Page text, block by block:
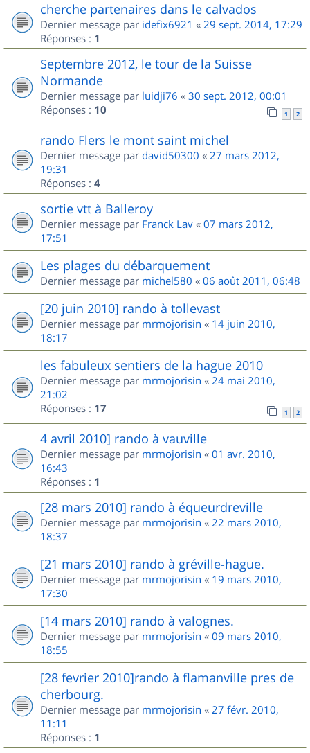
cherche partenaires dans le calvados
Dernier message par idefix6921 « 29 sept. 2014, 17:29
Réponses : 1
Septembre 2012, le tour de la Suisse
Normande
Dernier message par luidji76 « 30 sept. 2012, 00:01
Réponses : 10 1 2
rando Flers le mont saint michel
Dernier message par david50300 « 27 mars 2012,
19:31
Réponses : 4
sortie vtt à Balleroy
Dernier message par Franck Lav « 07 mars 2012,
17:51
Les plages du débarquement
Dernier message par michel580 « 06 août 2011, 06:48
[20 juin 2010] rando à tollevast
Dernier message par mrmojorisin « 14 juin 2010,
18:17
les fabuleux sentiers de la hague 2010
Dernier message par mrmojorisin « 24 mai 2010,
21:02
Réponses : 17 1 2
4 avril 2010] rando à vauville
Dernier message par mrmojorisin « 01 avr. 2010,
16:43
Réponses : 1
[28 mars 2010] rando à équeurdreville
Dernier message par mrmojorisin « 22 mars 2010,
18:37
[21 mars 2010] rando à gréville-hague.
Dernier message par mrmojorisin « 19 mars 2010,
17:30
[14 mars 2010] rando à valognes.
Dernier message par mrmojorisin « 09 mars 2010,
18:55
[28 fevrier 2010]rando à flamanville pres de
cherbourg.
Dernier message par mrmojorisin « 27 févr. 2010,
11:11
Réponses : 1